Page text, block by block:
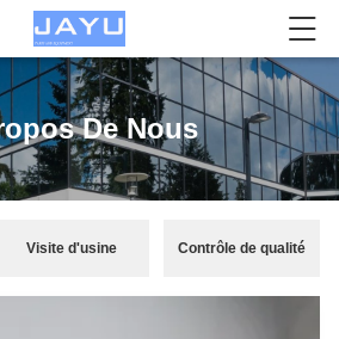
De Nous
Visite d'usine Contrôle de qualité